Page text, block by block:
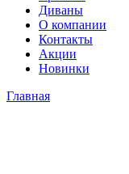
Диваны
О компании
Контакты
Акции
Новинки
Главная